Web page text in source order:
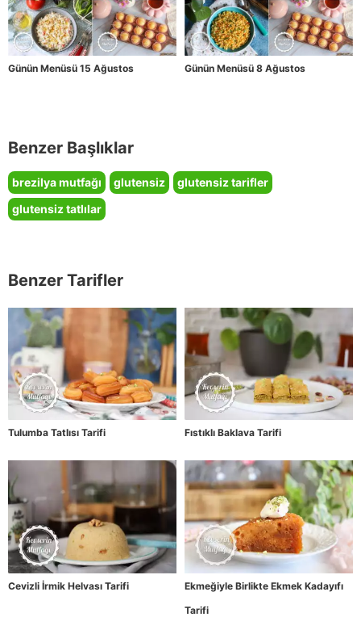
Günün Menüsü 15 Ağustos Günün Menüsü 8 Ağustos
Benzer Başlıklar
brezilya mutfağı glutensiz
glutensiz tarifler
glutensiz tatlılar
Benzer Tarifler
Tulumba Tatlısı Tarifi Fıstıklı Baklava Tarifi
Cevizli İrmik Helvası Tarifi
Ekmeğiyle Birlikte Ekmek Kadayıfı
Tarifi